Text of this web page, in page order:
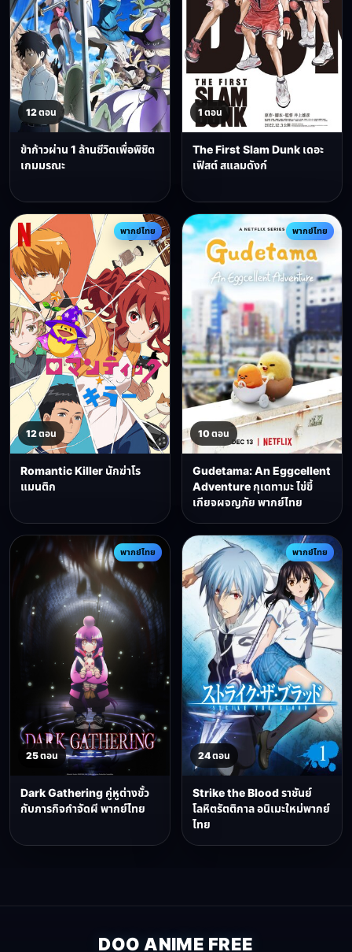
12 ตอน
ข้าก้าวผ่าน 1 ล้านชีวิตเพื่อพิชิต
เกมมรณะ
1 ตอน
The First Slam Dunk เดอะ
เฟิสต์ สแลมดังก์
พากย์ไทย
12 ตอน
Romantic Killer นักฆ่าโร
แมนติก
พากย์ไทย
10 ตอน
Gudetama: An Eggcellent
Adventure กุเดทามะ ไข่ขี้
เกียจผจญภัย พากย์ไทย
พากย์ไทย
25 ตอน
Dark Gathering คู่หูต่างขั้ว
กับภารกิจกำจัดผี พากย์ไทย
พากย์ไทย
24 ตอน
Strike the Blood ราชันย์
โลหิตรัตติกาล อนิเมะใหม่พากย์
ไทย
DOO ANIME FREE